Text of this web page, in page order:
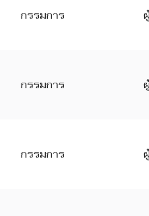
กรรมการ
กรรมการ
กรรมการ